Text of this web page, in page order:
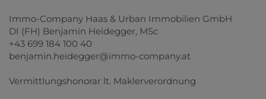
Immo-Company Haas & Urban Immobilien GmbH
DI (FH) Benjamin Heidegger, MSc
+43 699 184 100 40
benjamin.heidegger@immo-company.at
Vermittlungshonorar lt. Maklerverordnung